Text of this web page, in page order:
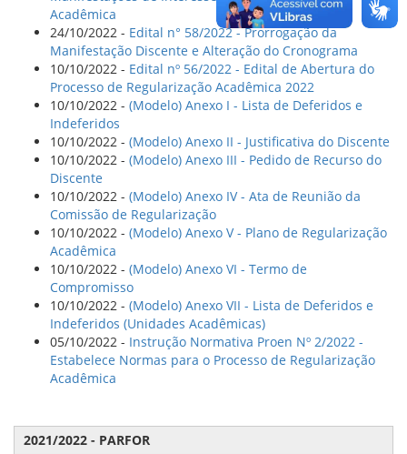
Acadêmica
24/10/2022 - Edital n° 58/2022 - Prorrogação da
Manifestação Discente e Alteração do Cronograma
10/10/2022 - Edital nº 56/2022 - Edital de Abertura do
Processo de Regularização Acadêmica 2022
10/10/2022 - (Modelo) Anexo I - Lista de Deferidos e
Indeferidos
10/10/2022 - (Modelo) Anexo II - Justificativa do Discente
10/10/2022 - (Modelo) Anexo III - Pedido de Recurso do
Discente
10/10/2022 - (Modelo) Anexo IV - Ata de Reunião da
Comissão de Regularização
10/10/2022 - (Modelo) Anexo V - Plano de Regularização
Acadêmica
10/10/2022 - (Modelo) Anexo VI - Termo de
Compromisso
10/10/2022 - (Modelo) Anexo VII - Lista de Deferidos e
Indeferidos (Unidades Acadêmicas)
05/10/2022 - Instrução Normativa Proen Nº 2/2022 -
Estabelece Normas para o Processo de Regularização
Acadêmica
2021/2022 - PARFOR